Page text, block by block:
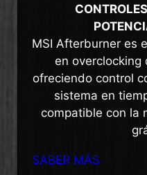
MSI Afterburner es
en overclocking
ofreciendo control
sistema en
compatible con la
SABER MÁS